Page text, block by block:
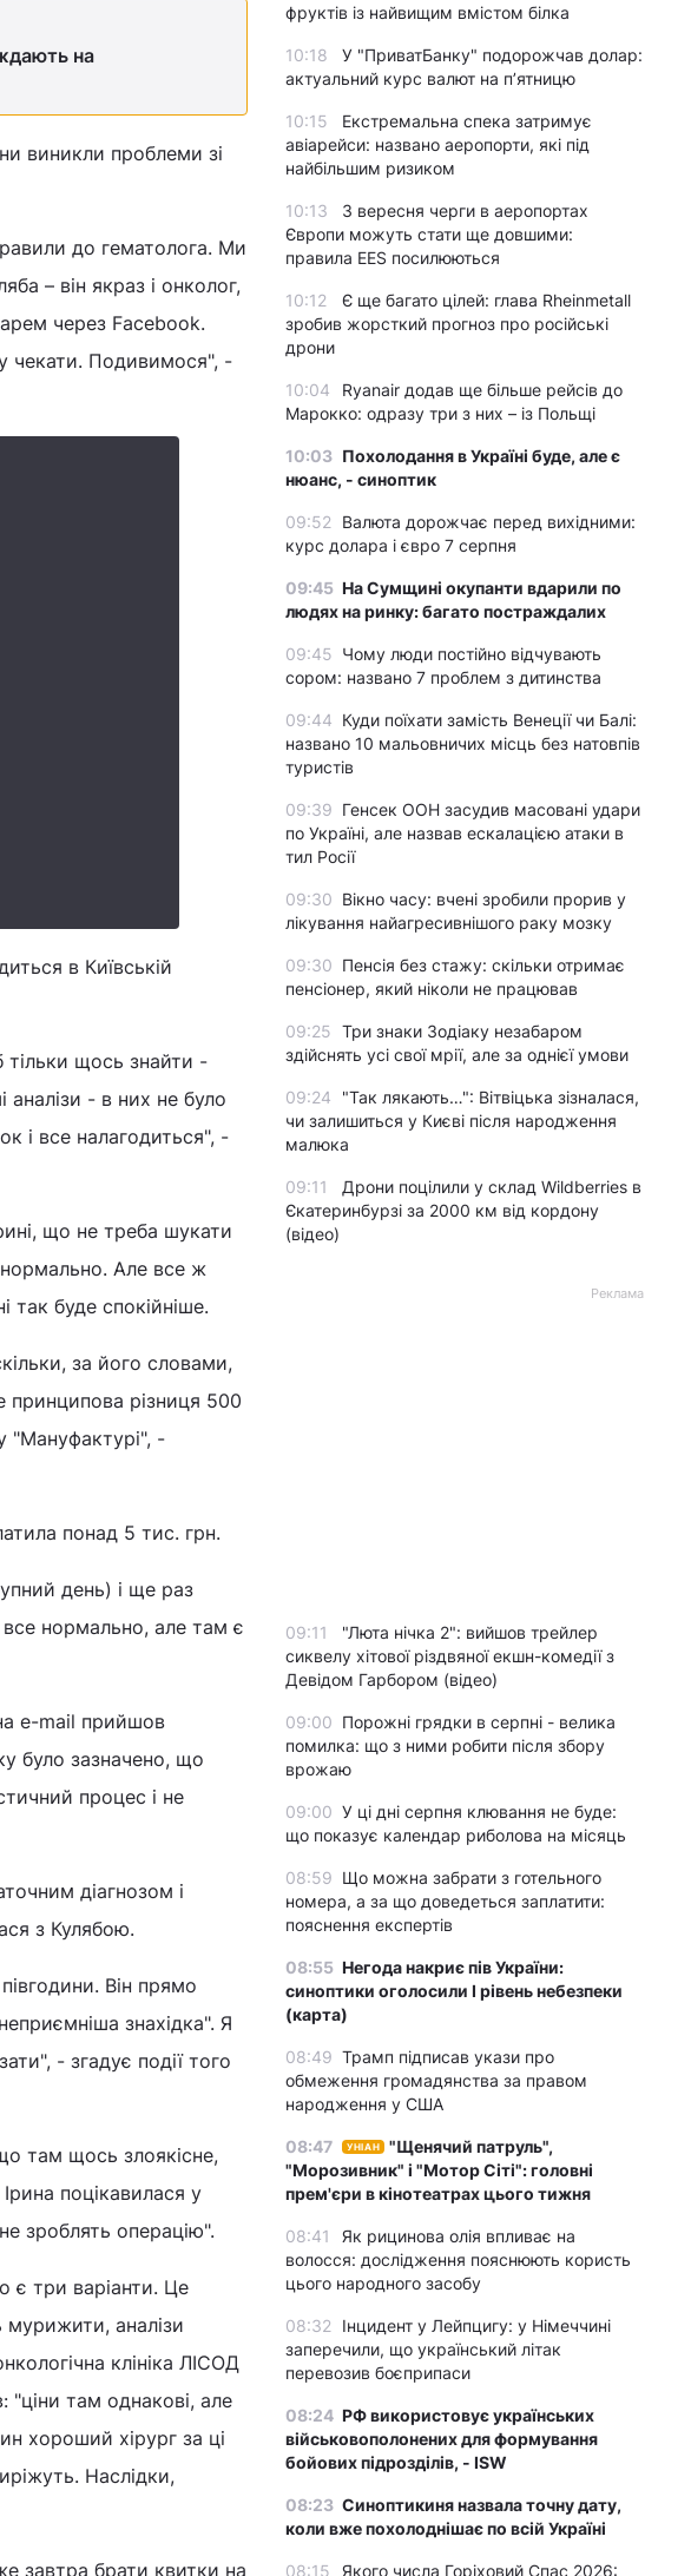
на
виникли проблеми зі
до гематолога. Ми
– він якраз і онколог,
через Facebook.
чекати. Подивимося", -
в Київській
тільки щось знайти -
аналізи - в них не було
і все налагодиться", -
що не треба шукати
Але все ж
буде спокійніше.
за його словами,
принципова різниця 500
"Мануфактурі", -
понад 5 тис. грн.
день) і ще раз
все нормально, але там є
e-mail прийшов
було зазначено, що
процес і не
діагнозом і
з Кулябою.
Він прямо
знахідка". Я
- згадує події того
там щось злоякісне,
поцікавилася у
зроблять операцію".
є три варіанти. Це
мурижити, аналізи
клініка ЛІСОД
"ціни там однакові, але
хороший хірург за ці
Наслідки,
завтра брати квитки на
фруктів із найвищим вмістом білка
10:18
У "ПриватБанку" подорожчав долар:
актуальний курс валют на п’ятницю
10:15
Екстремальна спека затримує
авіарейси: названо аеропорти, які під
найбільшим ризиком
10:13
З вересня черги в аеропортах
Європи можуть стати ще довшими:
правила EES посилюються
10:12
Є ще багато цілей: глава Rheinmetall
зробив жорсткий прогноз про російські
дрони
10:04
Ryanair додав ще більше рейсів до
Марокко: одразу три з них – із Польщі
10:03 Похолодання в Україні буде, але є
нюанс, - синоптик
09:52
Валюта дорожчає перед вихідними:
курс долара і євро 7 серпня
09:45 На Сумщині окупанти вдарили по
людях на ринку: багато постраждалих
09:45 Чому люди постійно відчувають
сором: названо 7 проблем з дитинства
09:44 Куди поїхати замість Венеції чи Балі:
названо 10 мальовничих місць без натовпів
туристів
09:39 Генсек ООН засудив масовані удари
по Україні, але назвав ескалацією атаки в
тил Росії
09:30 Вікно часу: вчені зробили прорив у
лікування найагресивнішого раку мозку
09:30 Пенсія без стажу: скільки отримає
пенсіонер, який ніколи не працював
09:25 Три знаки Зодіаку незабаром
здійснять усі свої мрії, але за однієї умови
09:24
"Так лякають…": Вітвіцька зізналася,
чи залишиться у Києві після народження
малюка
09:11
Дрони поцілили у склад Wildberries в
Єкатеринбурзі за 2000 км від кордону
(відео)
Реклама
09:11
"Люта нічка 2": вийшов трейлер
сиквелу хітової різдвяної екшн-комедії з
Девідом Гарбором (відео)
09:00 Порожні грядки в серпні - велика
помилка: що з ними робити після збору
врожаю
09:00 У ці дні серпня клювання не буде:
що показує календар риболова на місяць
08:59 Що можна забрати з готельного
номера, а за що доведеться заплатити:
пояснення експертів
08:55 Негода накриє пів України:
синоптики оголосили І рівень небезпеки
(карта)
08:49 Трамп підписав укази про
обмеження громадянства за правом
народження у США
08:47 УНІАН
"Щенячий патруль",
"Морозивник" і "Мотор Сіті": головні
прем'єри в кінотеатрах цього тижня
08:41
Як рицинова олія впливає на
волосся: дослідження пояснюють користь
цього народного засобу
08:32
Інцидент у Лейпцигу: у Німеччині
заперечили, що український літак
перевозив боєприпаси
08:24 РФ використовує українських
військовополонених для формування
бойових підрозділів, - ISW
08:23 Синоптикиня назвала точну дату,
коли вже похолоднішає по всій Україні
08:15 Якого числа Горіховий Спас 2026: